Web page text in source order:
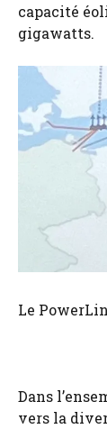
capacité
gigawatts.
Le
Dans
vers la